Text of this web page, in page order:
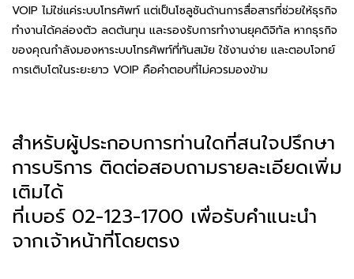
VOIP ไม่ใช่แค่ระบบโทรศัพท์ แต่เป็นโซลูชันด้านการสื่อสารที่ช่วยให้ธุรกิจ
ทำงานได้คล่องตัว ลดต้นทุน และรองรับการทำงานยุคดิจิทัล หากธุรกิจ
ของคุณกำลังมองหาระบบโทรศัพท์ที่ทันสมัย ใช้งานง่าย และตอบโจทย์
การเติบโตในระยะยาว VOIP คือคำตอบที่ไม่ควรมองข้าม
สำหรับผู้ประกอบการท่านใดที่สนใจปรึกษา
การบริการ ติดต่อสอบถามรายละเอียดเพิ่ม
เติมได้
ที่เบอร์ 02-123-1700 เพื่อรับคำแนะนำ
จากเจ้าหน้าที่โดยตรง